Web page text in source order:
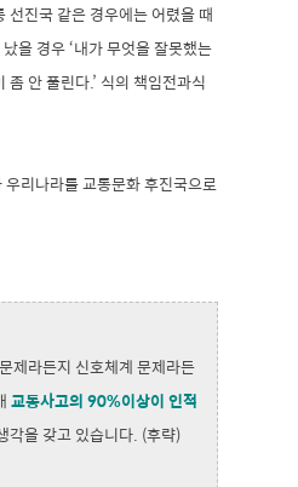
선진국 같은 경우에는 어렸을 때
을 경우 ‘내가 무엇을 잘못했는
안 풀린다.’ 식의 책임전과식
리나라를 교통문화 후진국으로
제라든지 신호체계 문제라든
교통사고의 90%이상이 인적
각을 갖고 있습니다. (후략)